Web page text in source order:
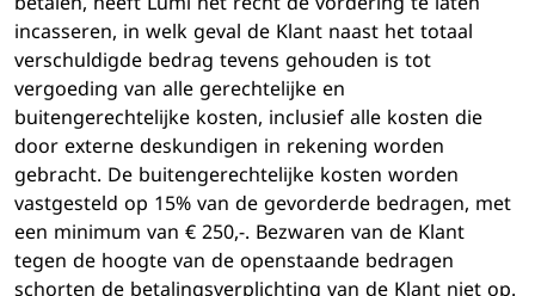
incasseren, in welk geval de Klant naast het totaal
verschuldigde bedrag tevens gehouden is tot
vergoeding van alle gerechtelijke en
buitengerechtelijke kosten, inclusief alle kosten die
door externe deskundigen in rekening worden
gebracht. De buitengerechtelijke kosten worden
vastgesteld op 15% van de gevorderde bedragen, met
een minimum van € 250,-. Bezwaren van de Klant
tegen de hoogte van de openstaande bedragen